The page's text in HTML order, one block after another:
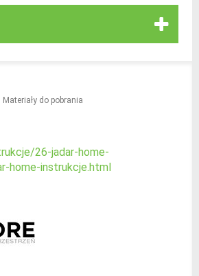
Materiały do pobrania
26-jadar-home-
home-instrukcje.html